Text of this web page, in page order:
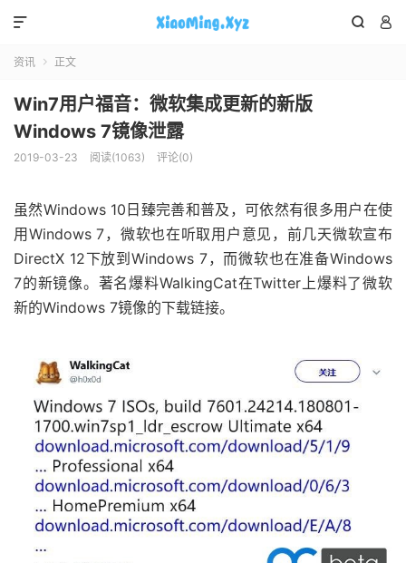
 

资讯  正文
Win7用户福音：微软集成更新的新版
Windows 7镜像泄露
2019-03-23 阅读(1063) 评论(0)
虽然Windows 10日臻完善和普及，可依然有很多用户在使
用Windows 7，微软也在听取用户意见，前几天微软宣布
DirectX 12下放到Windows 7，而微软也在准备Windows
7的新镜像。著名爆料WalkingCat在Twitter上爆料了微软
新的Windows 7镜像的下载链接。